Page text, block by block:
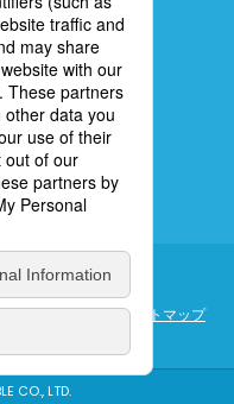
密農業）
ポリシー
サイトマップ
CO., LTD.